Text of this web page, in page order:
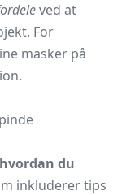
ved at
For
masker på
hvordan du
inkluderer tips